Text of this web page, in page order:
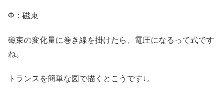
Φ：磁束
磁束の変化量に巻き線を掛けたら、電圧になるって式です
ね。
トランスを簡単な図で描くとこうです↓。